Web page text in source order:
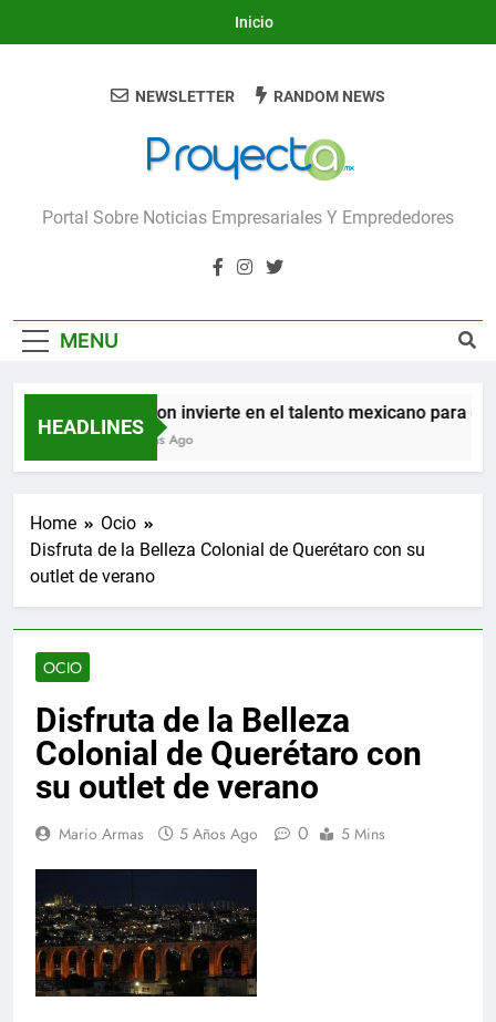
Inicio
Proyecta
Portal Sobre Noticias Empresariales Y Emprededores
NEWSLETTER RANDOM NEWS
MENU
HEADLINES
Amazon invierte en el talento mexicano para
22 Horas Ago
Home
Ocio
Disfruta de la Belleza Colonial de Querétaro con su
outlet de verano
OCIO
Disfruta de la Belleza
Colonial de Querétaro con
su outlet de verano
Mario Armas 5 Años Ago 0 5 Mins